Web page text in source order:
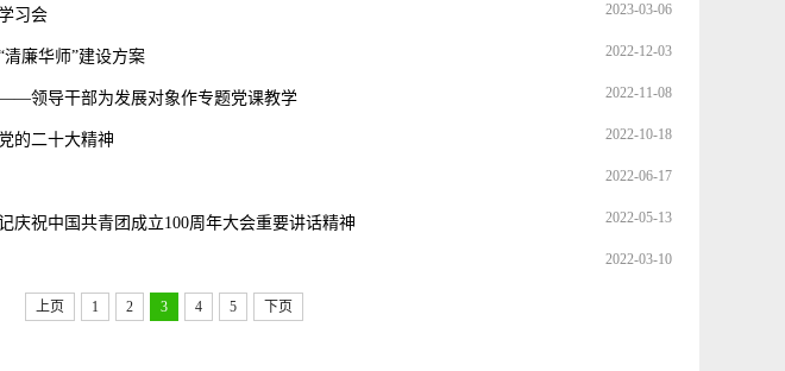
习会 2023-03-06
廉华师”建设方案 2022-12-03
领导干部为发展对象作专题党课教学 2022-11-08
的二十大精神 2022-10-18
2022-06-17
庆祝中国共青团成立100周年大会重要讲话精神 2022-05-13
2022-03-10
上页 1 2 3 4 5 下页